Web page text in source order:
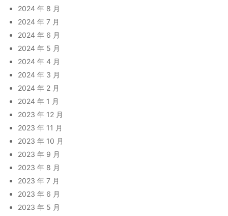
2024 年 8 月
2024 年 7 月
2024 年 6 月
2024 年 5 月
2024 年 4 月
2024 年 3 月
2024 年 2 月
2024 年 1 月
2023 年 12 月
2023 年 11 月
2023 年 10 月
2023 年 9 月
2023 年 8 月
2023 年 7 月
2023 年 6 月
2023 年 5 月